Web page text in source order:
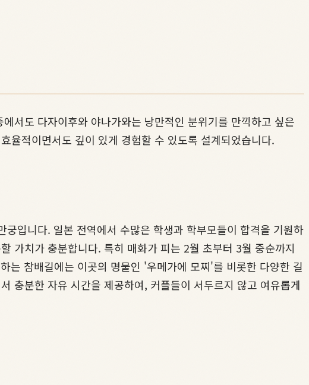
서도 다자이후와 야나가와는 낭만적인 분위기를 만끽하고 싶은
율적이면서도 깊이 있게 경험할 수 있도록 설계되었습니다.
입니다. 일본 전역에서 수많은 학생과 학부모들이 합격을 기원하
가치가 충분합니다. 특히 매화가 피는 2월 초부터 3월 중순까지
는 참배길에는 이곳의 명물인 '우메가에 모찌'를 비롯한 다양한 길
충분한 자유 시간을 제공하여, 커플들이 서두르지 않고 여유롭게